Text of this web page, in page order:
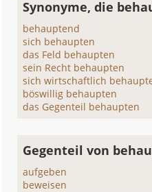
Synonyme, die
behauptend
sich behaupten
das Feld behaupten
sein Recht behaupten
sich wirtschaftlich
böswillig behaupten
das Gegenteil behaupten
Gegenteil von
aufgeben
beweisen